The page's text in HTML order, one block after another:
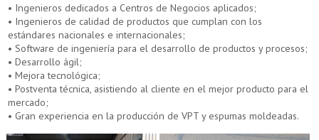
• Ingenieros dedicados a Centros de Negocios aplicados;
• Ingenieros de calidad de productos que cumplan con los
estándares nacionales e internacionales;
• Software de ingeniería para el desarrollo de productos y procesos;
• Desarrollo ágil;
• Mejora tecnológica;
• Postventa técnica, asistiendo al cliente en el mejor producto para el
mercado;
• Gran experiencia en la producción de VPT y espumas moldeadas.